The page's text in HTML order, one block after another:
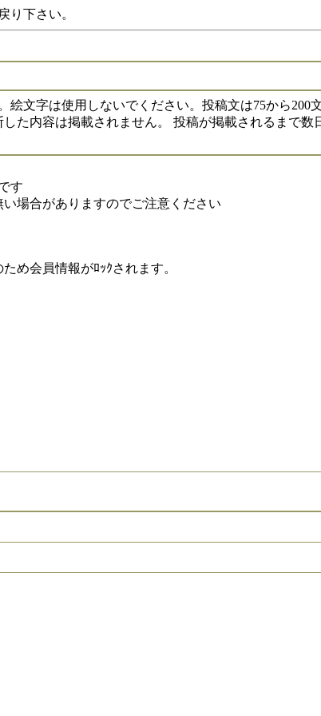
り下さい。
絵文字は使用しないでください。投稿文は75から
た内容は掲載されません。 投稿が掲載されるまで
す
場合がありますのでご注意ください
め会員情報がﾛｯｸされます。